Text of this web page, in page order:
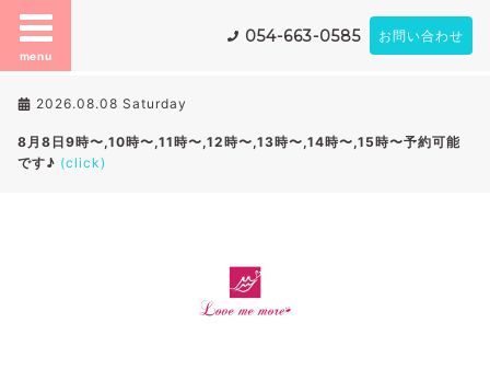
menu
054-663-0585 お問い合わせ
2026.08.08 Saturday
8月8日9時〜,10時〜,11時〜,12時〜,13時〜,14時〜,15時〜予約可能
です♪ (click)